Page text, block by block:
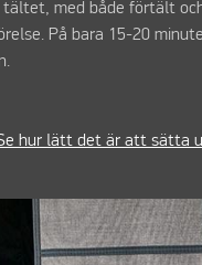
med både förtält
På bara 15-20
hur lätt det är att sätta